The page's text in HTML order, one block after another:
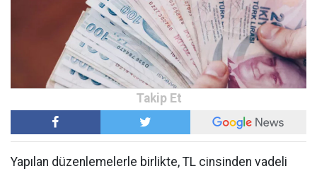
Yapılan düzenlemelerle birlikte, TL cinsinden vadeli